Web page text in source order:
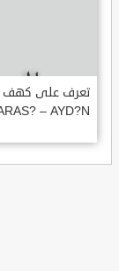
تعرف على كهف
– AYD?N